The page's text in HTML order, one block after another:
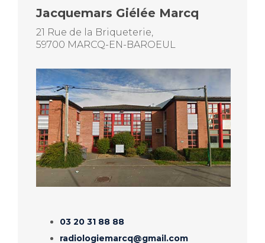
Jacquemars Giélée Marcq
21 Rue de la Briqueterie,
59700 MARCQ-EN-BAROEUL
03 20 31 88 88
radiologiemarcq@gmail.com